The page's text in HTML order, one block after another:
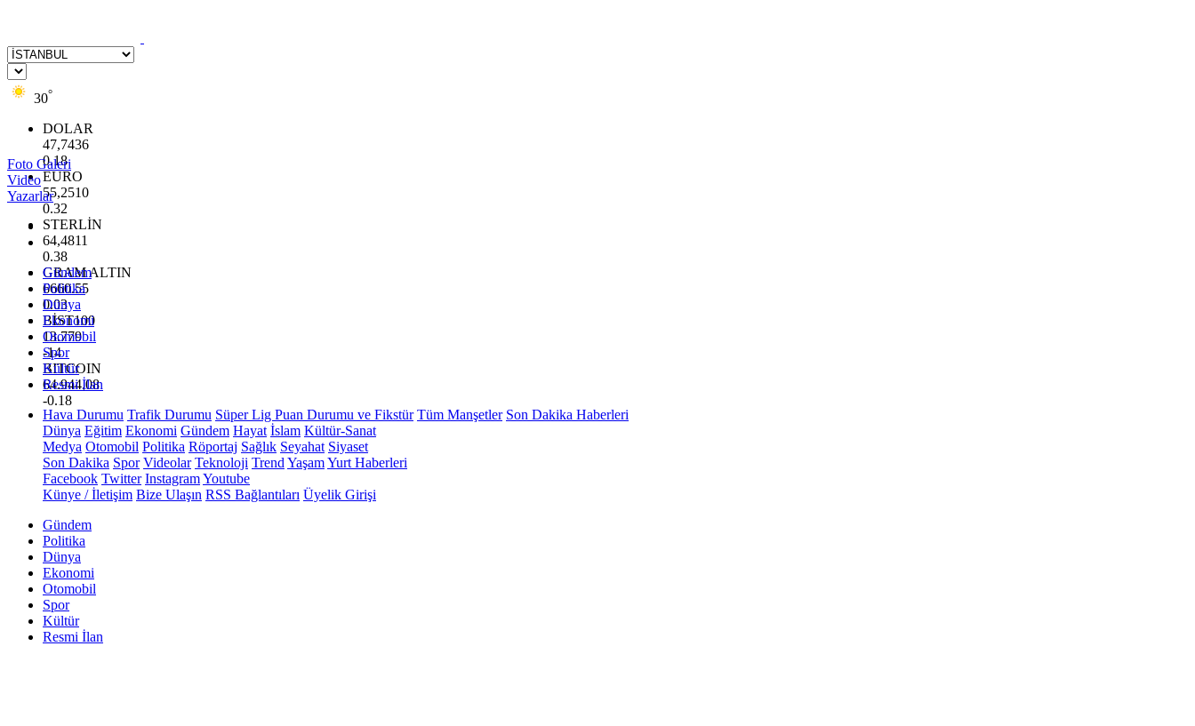
30°
DOLAR
47,7436
0.18
EURO
55,2510
0.32
STERLİN
64,4811
0.38
GRAM ALTIN
6660.55
0.03
BİST100
13.779
-14
BITCOIN
64.944,08
-0.18
Foto Galeri
Video
Yazarlar
Gündem
Politika
Dünya
Ekonomi
Otomobil
Spor
Kültür
Resmi İlan
Hava Durumu Trafik Durumu Süper Lig Puan Durumu ve Fikstür Tüm Manşetler Son Dakika Haberleri
Dünya Eğitim Ekonomi Gündem Hayat İslam Kültür-Sanat
Medya Otomobil Politika Röportaj Sağlık Seyahat Siyaset
Son Dakika Spor Videolar Teknoloji Trend YaşamYurt Haberleri
Facebook Twitter InstagramYoutube
Künye / İletişim Bize Ulaşın RSS Bağlantıları Üyelik Girişi
Gündem
Politika
Dünya
Ekonomi
Otomobil
Spor
Kültür
Resmi İlan